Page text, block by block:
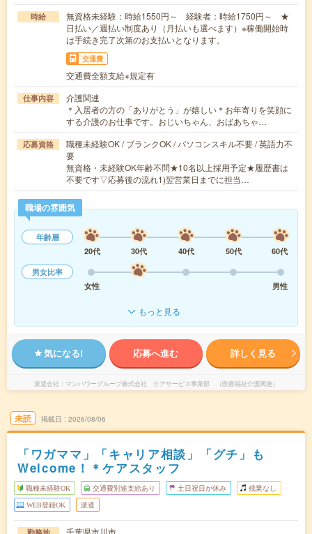
時給
無資格未経験：時給1550円～ 経験者：時給1750円～ ★
日払い／週払い制度あり（月払いも選べます）※稼働開始時
は手続き完了次第のお支払いとなります。
交通費
交通費全額支給※規定有
仕事内容
介護関連
＊入居者の方の「ありがとう」が嬉しい＊お年寄りを笑顔に
する介護のお仕事です。おじいちゃん、おばあちゃ…
応募資格
職種未経験OK / ブランクOK / パソコンスキル不要 / 英語力不
要
無資格・未経験OK年齢不問★10名以上採用予定★履歴書は
不要です▽応募後の流れ1)翌営業日までに担当…
職場の雰囲気
年齢層
20代
30代 40代 50代
60代
男女比率
女性
男性
もっと見る
気になる! 応募へ進む 詳しく見る
派遣会社 マンパワーグループ株式会社 ケアサービス事業部 （医療福祉介護関連）
未読 掲載日 2026/08/06
「ワガママ」「キャリア相談」「グチ」も
Welcome！＊ケアスタッフ
職種未経験OK 交通費別途支給あり 土日祝日が休み 残業なし
WEB登録OK 派遣
千葉県市川市